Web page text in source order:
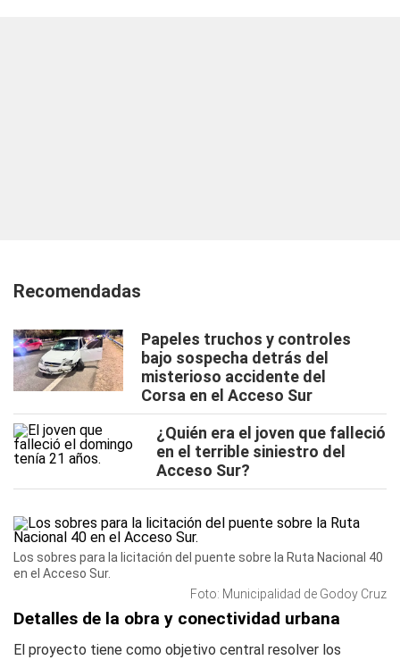
Recomendadas
Papeles truchos y controles
bajo sospecha detrás del
misterioso accidente del
Corsa en el Acceso Sur
¿Quién era el joven que falleció
en el terrible siniestro del
Acceso Sur?
Los sobres para la licitación del puente sobre la Ruta Nacional 40
en el Acceso Sur.
Foto: Municipalidad de Godoy Cruz
Detalles de la obra y conectividad urbana
El proyecto tiene como objetivo central resolver los